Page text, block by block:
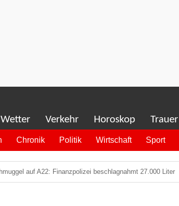
Wetter Verkehr Horoskop Trauer
Chronik Politik Wirtschaft Sport
auf A22: Finanzpolizei beschlagnahmt 27.000 Liter